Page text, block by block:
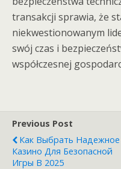
transakcji sprawia, że
niekwestionowanym
swój czas i
współczesnej
Previous Post
Как Выбрать Надежное
Казино Для Безопасной
Игры В 2025